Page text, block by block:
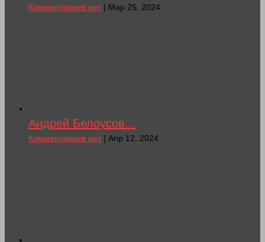
Комментариев нет| Мар 25, 2024
Андрей Белоусов...
Комментариев нет| Апр 12, 2024